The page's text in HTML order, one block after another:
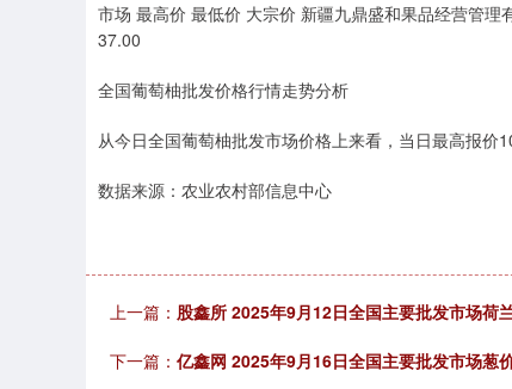
市场 最高价 最低价 大宗价 新疆九鼎盛和果品经营管
37.00
全国葡萄柚批发价格行情走势分析
从今日全国葡萄柚批发市场价格上来看，当日最高报价
数据来源：农业农村部信息中心
上一篇： 股鑫所 2025年9月12日全国主要批发市场荷
下一篇： 亿鑫网 2025年9月16日全国主要批发市场葱